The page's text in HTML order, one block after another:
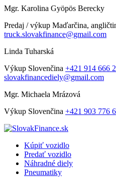
Mgr. Karolina Gyöpös Berecky
Predaj / výkup Maďarčina,
truck.slovakfinance@gmail.com
Linda Tuharská
Výkup Slovenčina +421 914 666
slovakfinancediely@gmail.com
Mgr. Michaela Mrázová
Výkup Slovenčina +421 903 776
Kúpiť vozidlo
Predať vozidlo
Náhradné diely
Pneumatiky